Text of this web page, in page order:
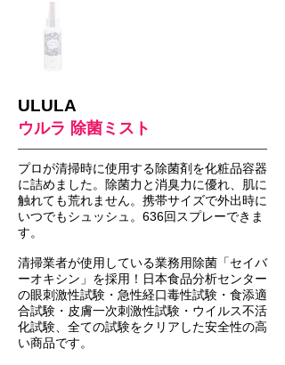
ULULA
ウルラ 除菌ミスト
プロが清掃時に使用する除菌剤を化粧品容器
に詰めました。除菌力と消臭力に優れ、肌に
触れても荒れません。携帯サイズで外出時に
いつでもシュッシュ。636回スプレーできま
す。
清掃業者が使用している業務用除菌「セイバ
ーオキシン」を採用！日本食品分析センター
の眼刺激性試験・急性経口毒性試験・食添適
合試験・皮膚一次刺激性試験・ウイルス不活
化試験、全ての試験をクリアした安全性の高
い商品です。